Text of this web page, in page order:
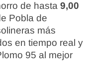
de hasta 9,00
Pobla de
más
en tiempo real y
95 al mejor